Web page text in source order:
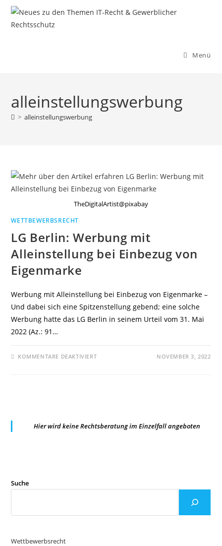
Zum
springen
Menü
alleinstellungswerbung
> alleinstellungswerbung
TheDigitalArtist@pixabay
WETTBEWERBSRECHT
LG Berlin: Werbung mit
Alleinstellung bei Einbezug von
Eigenmarke
Werbung mit Alleinstellung bei Einbezug von Eigenmarke –
Und dabei sich eine Spitzenstellung gebend; eine solche
Werbung hatte das LG Berlin in seinem Urteil vom 31. Mai
2022 (Az.: 91…
KOMMENTARE DEAKTIVIERTFÜR NOVEMBER 3, 2022
Hier wird keine Rechtsberatung im Einzelfall angeboten
Suche
Wettbewerbsrecht